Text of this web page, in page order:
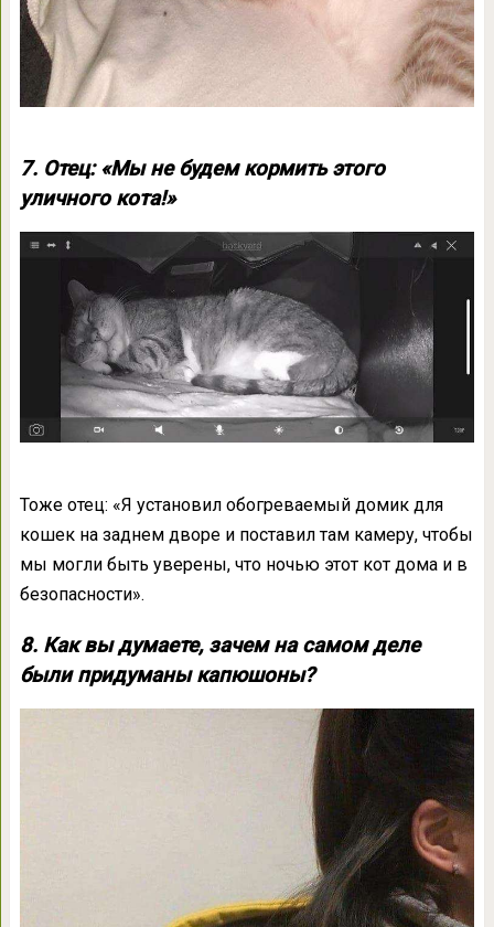
7. Отец: «Мы не будем кормить этого
уличного кота!»
Тоже отец: «Я установил обогреваемый домик для
кошек на заднем дворе и поставил там камеру, чтобы
мы могли быть уверены, что ночью этот кот дома и в
безопасности».
8. Как вы думаете, зачем на самом деле
были придуманы капюшоны?